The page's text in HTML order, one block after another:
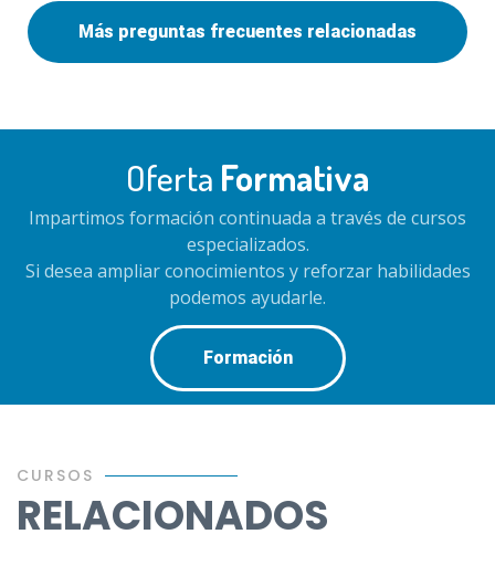
Más preguntas frecuentes relacionadas
Oferta Formativa
Impartimos formación continuada a través de cursos
especializados.
Si desea ampliar conocimientos y reforzar habilidades
podemos ayudarle.
Formación
CURSOS
RELACIONADOS